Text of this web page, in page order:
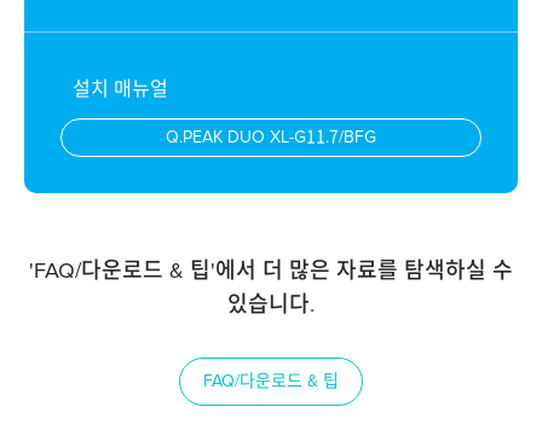
설치 매뉴얼
Q.PEAK DUO XL-G11.7/BFG
'FAQ/다운로드 & 팁'에서 더 많은 자료를 탐색하실 수
있습니다.
FAQ/다운로드 & 팁